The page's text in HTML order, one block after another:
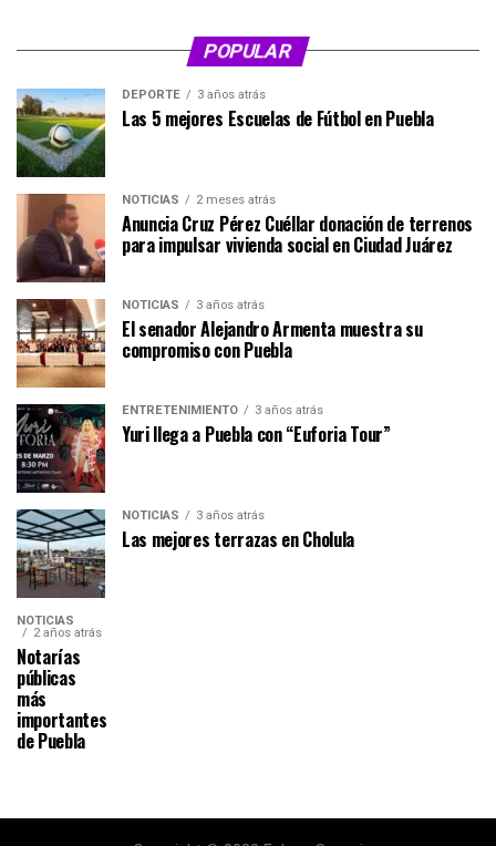
POPULAR
DEPORTE 3 años atrás
Las 5 mejores Escuelas de Fútbol en Puebla
NOTICIAS 2 meses atrás
Anuncia Cruz Pérez Cuéllar donación de terrenos
para impulsar vivienda social en Ciudad Juárez
NOTICIAS 3 años atrás
El senador Alejandro Armenta muestra su
compromiso con Puebla
ENTRETENIMIENTO 3 años atrás
Yuri llega a Puebla con “Euforia Tour”
NOTICIAS 3 años atrás
Las mejores terrazas en Cholula
NOTICIAS
2 años atrás
Notarías
públicas
más
importantes
de Puebla